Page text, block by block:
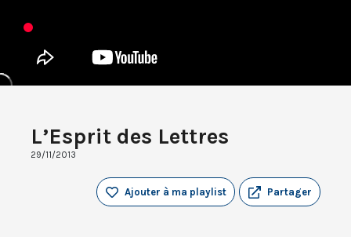
L’Esprit des Lettres
29/11/2013
Partager
Ajouter à ma playlist